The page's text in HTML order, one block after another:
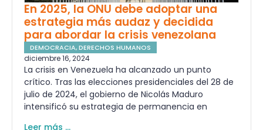
En 2025, la ONU debe adoptar una
estrategia más audaz y decidida
para abordar la crisis venezolana
DEMOCRACIA,DERECHOS HUMANOS
diciembre 16, 2024
La crisis en Venezuela ha alcanzado un punto
crítico. Tras las elecciones presidenciales del 28 de
julio de 2024, el gobierno de Nicolás Maduro
intensificó su estrategia de permanencia en
Leer más ...